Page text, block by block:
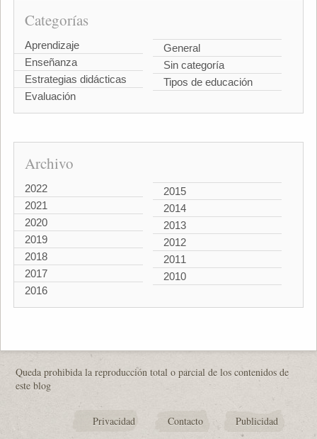
Categorías
Aprendizaje
Enseñanza
Estrategias didácticas
Evaluación
General
Sin categoría
Tipos de educación
Archivo
2022
2021
2020
2019
2018
2017
2016
2015
2014
2013
2012
2011
2010
Queda prohibida la reproducción total o parcial de los contenidos de
este blog
Privacidad Contacto Publicidad